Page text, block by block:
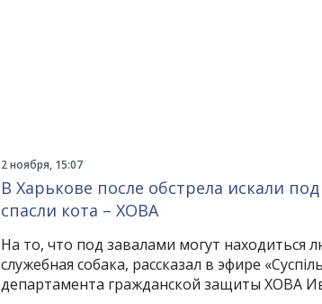
2 ноября, 15:07
В Харькове после обстрела искали
спасли кота – ХОВА
На то, что под завалами могут находиться
служебная собака, рассказал в эфире
департамента гражданской защиты ХОВА